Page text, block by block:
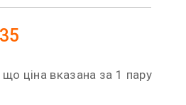
ціна вказана за 1 пару